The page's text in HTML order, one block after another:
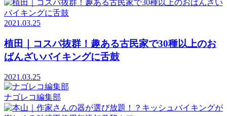
2021.03.25
植田｜コスパ抜群！趣ある古民家で30種以上のお
ばんざいバイキングに舌鼓
2021.03.25
ナゴレコ編集部